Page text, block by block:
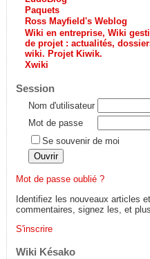
Paquets
Ross Mayfield's Weblog
Wiki en entreprise, Wiki
de projet : actualités,
wiki. Projet Kiwik.
Xwiki
Session
Nom d'utilisateur
Mot de passe
Se souvenir de moi
Mot de passe oublié ?
Identifiez les nouveaux articles et
commentaires, signez les, et
S'inscrire
Wiki Késako